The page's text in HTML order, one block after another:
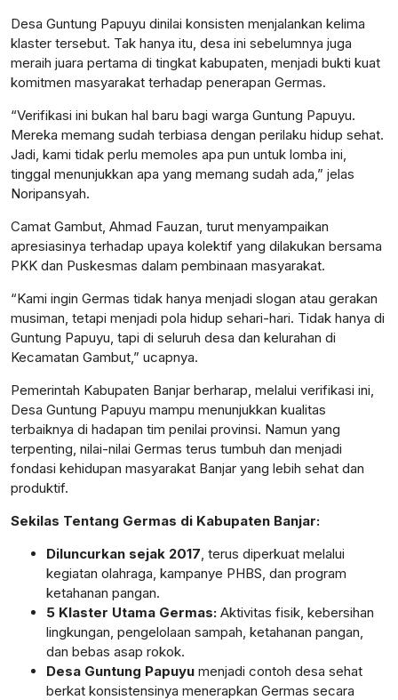
Desa Guntung Papuyu dinilai konsisten menjalankan kelima
klaster tersebut. Tak hanya itu, desa ini sebelumnya juga
meraih juara pertama di tingkat kabupaten, menjadi bukti kuat
komitmen masyarakat terhadap penerapan Germas.
“Verifikasi ini bukan hal baru bagi warga Guntung Papuyu.
Mereka memang sudah terbiasa dengan perilaku hidup sehat.
Jadi, kami tidak perlu memoles apa pun untuk lomba ini,
tinggal menunjukkan apa yang memang sudah ada,” jelas
Noripansyah.
Camat Gambut, Ahmad Fauzan, turut menyampaikan
apresiasinya terhadap upaya kolektif yang dilakukan bersama
PKK dan Puskesmas dalam pembinaan masyarakat.
“Kami ingin Germas tidak hanya menjadi slogan atau gerakan
musiman, tetapi menjadi pola hidup sehari-hari. Tidak hanya di
Guntung Papuyu, tapi di seluruh desa dan kelurahan di
Kecamatan Gambut,” ucapnya.
Pemerintah Kabupaten Banjar berharap, melalui verifikasi ini,
Desa Guntung Papuyu mampu menunjukkan kualitas
terbaiknya di hadapan tim penilai provinsi. Namun yang
terpenting, nilai-nilai Germas terus tumbuh dan menjadi
fondasi kehidupan masyarakat Banjar yang lebih sehat dan
produktif.
Sekilas Tentang Germas di Kabupaten Banjar:
Diluncurkan sejak 2017 , terus diperkuat melalui
kegiatan olahraga, kampanye PHBS, dan program
ketahanan pangan.
5 Klaster Utama Germas: Aktivitas fisik, kebersihan
lingkungan, pengelolaan sampah, ketahanan pangan,
dan bebas asap rokok.
Desa Guntung Papuyu menjadi contoh desa sehat
berkat konsistensinya menerapkan Germas secara